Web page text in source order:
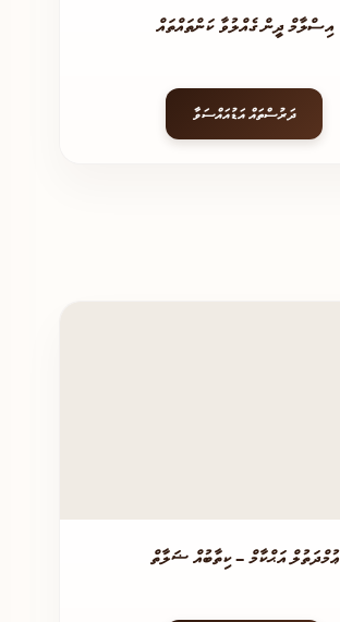
އިސްލާމް ދީން ގެއްލުވާ ކަންތައްތައް
ދަރުސްތައް އަޑުއައްސަވާ
ޢުމްދަތުލް އަޙްކާމް – ކިތާބުއް ޟަލާތް